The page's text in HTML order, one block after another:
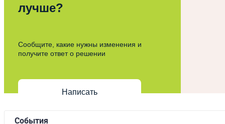
лучше?
Сообщите, какие нужны изменения и
получите ответ о решении
Написать